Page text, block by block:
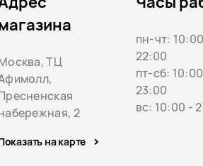
ТЦ
2
на карте
пн-чт:
22:00
пт-сб:
23:00
вс: 10:00 -